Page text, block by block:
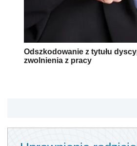
Odszkodowanie z tytułu
zwolnienia z pracy